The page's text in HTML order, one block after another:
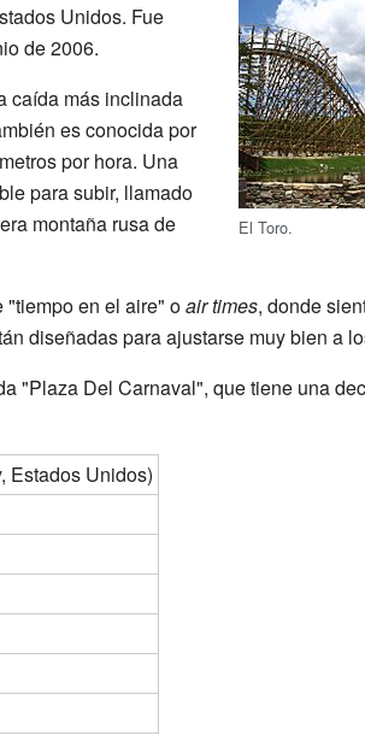
El Toro.
Unidos. Fue
de 2006.
caída más inclinada
es conocida por
por hora. Una
para subir, llamado
montaña rusa de
"tiempo en el aire" oair times, donde
diseñadas para ajustarse muy bien a
"Plaza Del Carnaval", que tiene una
Estados Unidos)